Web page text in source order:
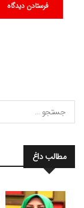
مطالب داغ